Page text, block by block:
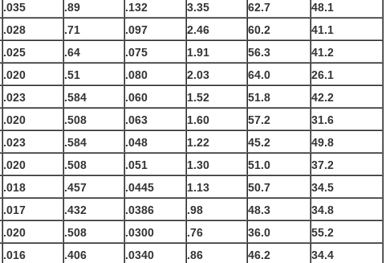
.035 .89 .132 3.35 62.7
48.1
.028 .71 .097 2.46 60.2
41.1
.025 .64 .075 1.91 56.3
41.2
.020 .51 .080 2.03 64.0
26.1
.023 .584 .060 1.52 51.8
42.2
.020 .508 .063 1.60 57.2
31.6
.023 .584 .048 1.22 45.2
49.8
.020 .508 .051 1.30 51.0
37.2
.018 .457 .0445 1.13 50.7
34.5
.017 .432 .0386 .98 48.3
34.8
.020 .508 .0300 .76 36.0
55.2
.016 .406 .0340 .86 46.2
34.4